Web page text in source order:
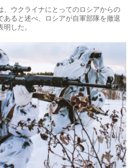
、ウクライナにとってのロシアからの
あると述べ、ロシアが自軍部隊を撤退
した。